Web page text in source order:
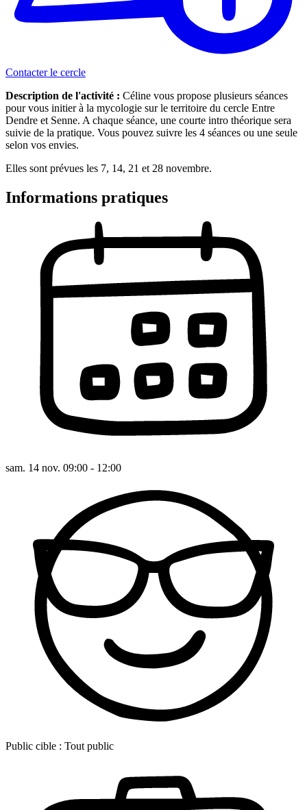
Contacter le cercle
Description de l'activité : Céline vous propose plusieurs séances
pour vous initier à la mycologie sur le territoire du cercle Entre
Dendre et Senne. A chaque séance, une courte intro théorique sera
suivie de la pratique. Vous pouvez suivre les 4 séances ou une seule
selon vos envies.
Elles sont prévues les 7, 14, 21 et 28 novembre.
Informations pratiques
sam. 14 nov. 09:00 - 12:00
Public cible : Tout public